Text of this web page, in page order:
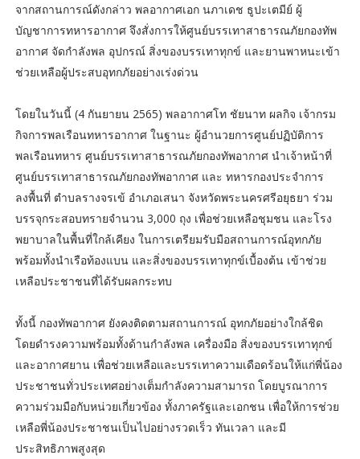
จากสถานการณ์ดังกล่าว พลอากาศเอก นภาเดช ธูปะเตมีย์ ผู้
บัญชาการทหารอากาศ จึงสั่งการให้ศูนย์บรรเทาสาธารณภัยกองทัพ
อากาศ จัดกำลังพล อุปกรณ์ สิ่งของบรรเทาทุกข์ และยานพาหนะเข้า
ช่วยเหลือผู้ประสบอุทกภัยอย่างเร่งด่วน
โดยในวันนี้ (4 กันยายน 2565) พลอากาศโท ชัยนาท ผลกิจ เจ้ากรม
กิจการพลเรือนทหารอากาศ ในฐานะ ผู้อำนวยการศูนย์ปฏิบัติการ
พลเรือนทหาร ศูนย์บรรเทาสาธารณภัยกองทัพอากาศ นำเจ้าหน้าที่
ศูนย์บรรเทาสาธารณภัยกองทัพอากาศ และ ทหารกองประจำการ
ลงพื้นที่ ตำบลรางจรเข้ อำเภอเสนา จังหวัดพระนครศรีอยุธยา ร่วม
บรรจุกระสอบทรายจำนวน 3,000 ถุง เพื่อช่วยเหลือชุมชน และโรง
พยาบาลในพื้นที่ใกล้เคียง ในการเตรียมรับมือสถานการณ์อุทกภัย
พร้อมทั้งนำเรือท้องแบน และสิ่งของบรรเทาทุกข์เบื้องต้น เข้าช่วย
เหลือประชาชนที่ได้รับผลกระทบ
ทั้งนี้ กองทัพอากาศ ยังคงติดตามสถานการณ์ อุทกภัยอย่างใกล้ชิด
โดยดํารงความพร้อมทั้งด้านกําลังพล เครื่องมือ สิ่งของบรรเทาทุกข์
และอากาศยาน เพื่อช่วยเหลือและบรรเทาความเดือดร้อนให้แก่พี่น้อง
ประชาชนทั่วประเทศอย่างเต็มกําลังความสามารถ โดยบูรณาการ
ความร่วมมือกับหน่วยเกี่ยวข้อง ทั้งภาครัฐและเอกชน เพื่อให้การช่วย
เหลือพี่น้องประชาชนเป็นไปอย่างรวดเร็ว ทันเวลา และมี
ประสิทธิภาพสูงสุด